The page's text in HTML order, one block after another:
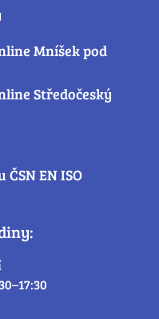
Mníšek pod
Středočeský
EN ISO